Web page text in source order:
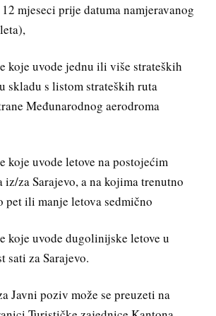
mjeseci prije datuma namjeravanog
koje uvode jednu ili više strateških
skladu s listom strateških ruta
Međunarodnog aerodroma
koje uvode letove na postojećim
iz/za Sarajevo, a na kojima trenutno
pet ili manje letova sedmično
koje uvode dugolinijske letove u
sati za Sarajevo.
Javni poziv može se preuzeti na